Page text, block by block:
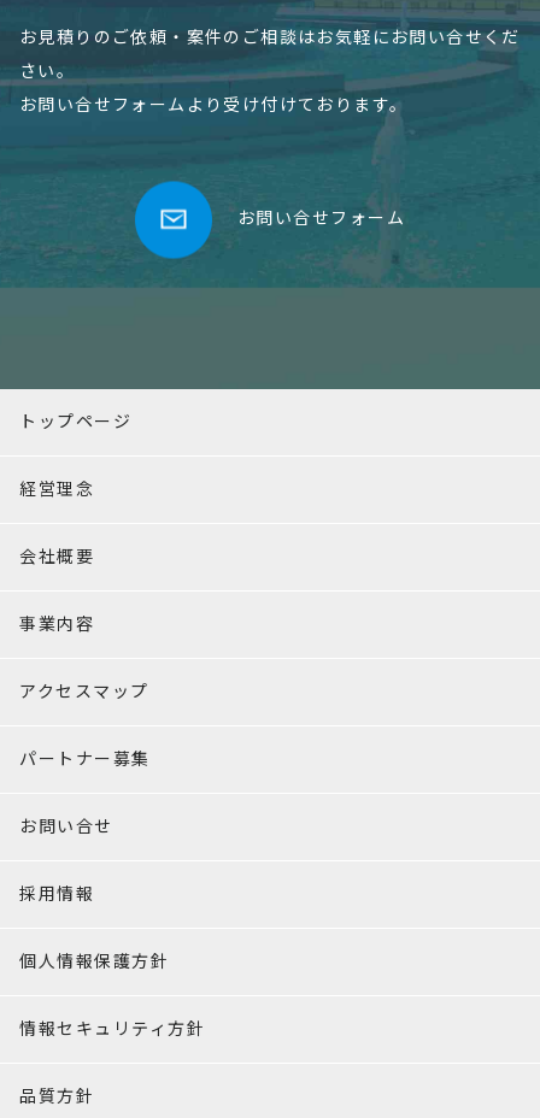
お見積りのご依頼・案件のご相談はお気軽にお問い合せくだ
さい。
お問い合せフォームより受け付けております。
お問い合せフォーム
トップページ
経営理念
会社概要
事業内容
アクセスマップ
パートナー募集
お問い合せ
採用情報
個人情報保護方針
情報セキュリティ方針
品質方針